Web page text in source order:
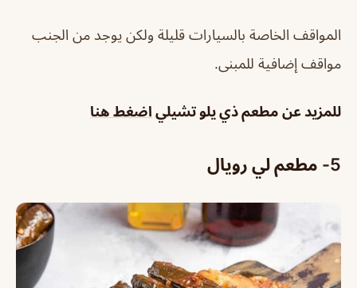
المواقف الخاصة بالسيارات قليلة ولكن يوجد من الجنب
مواقف إضافية للمبنى.
للمزيد عن مطعم ذي يلو تشيلي اضغط هنا
5- مطعم لي رويال